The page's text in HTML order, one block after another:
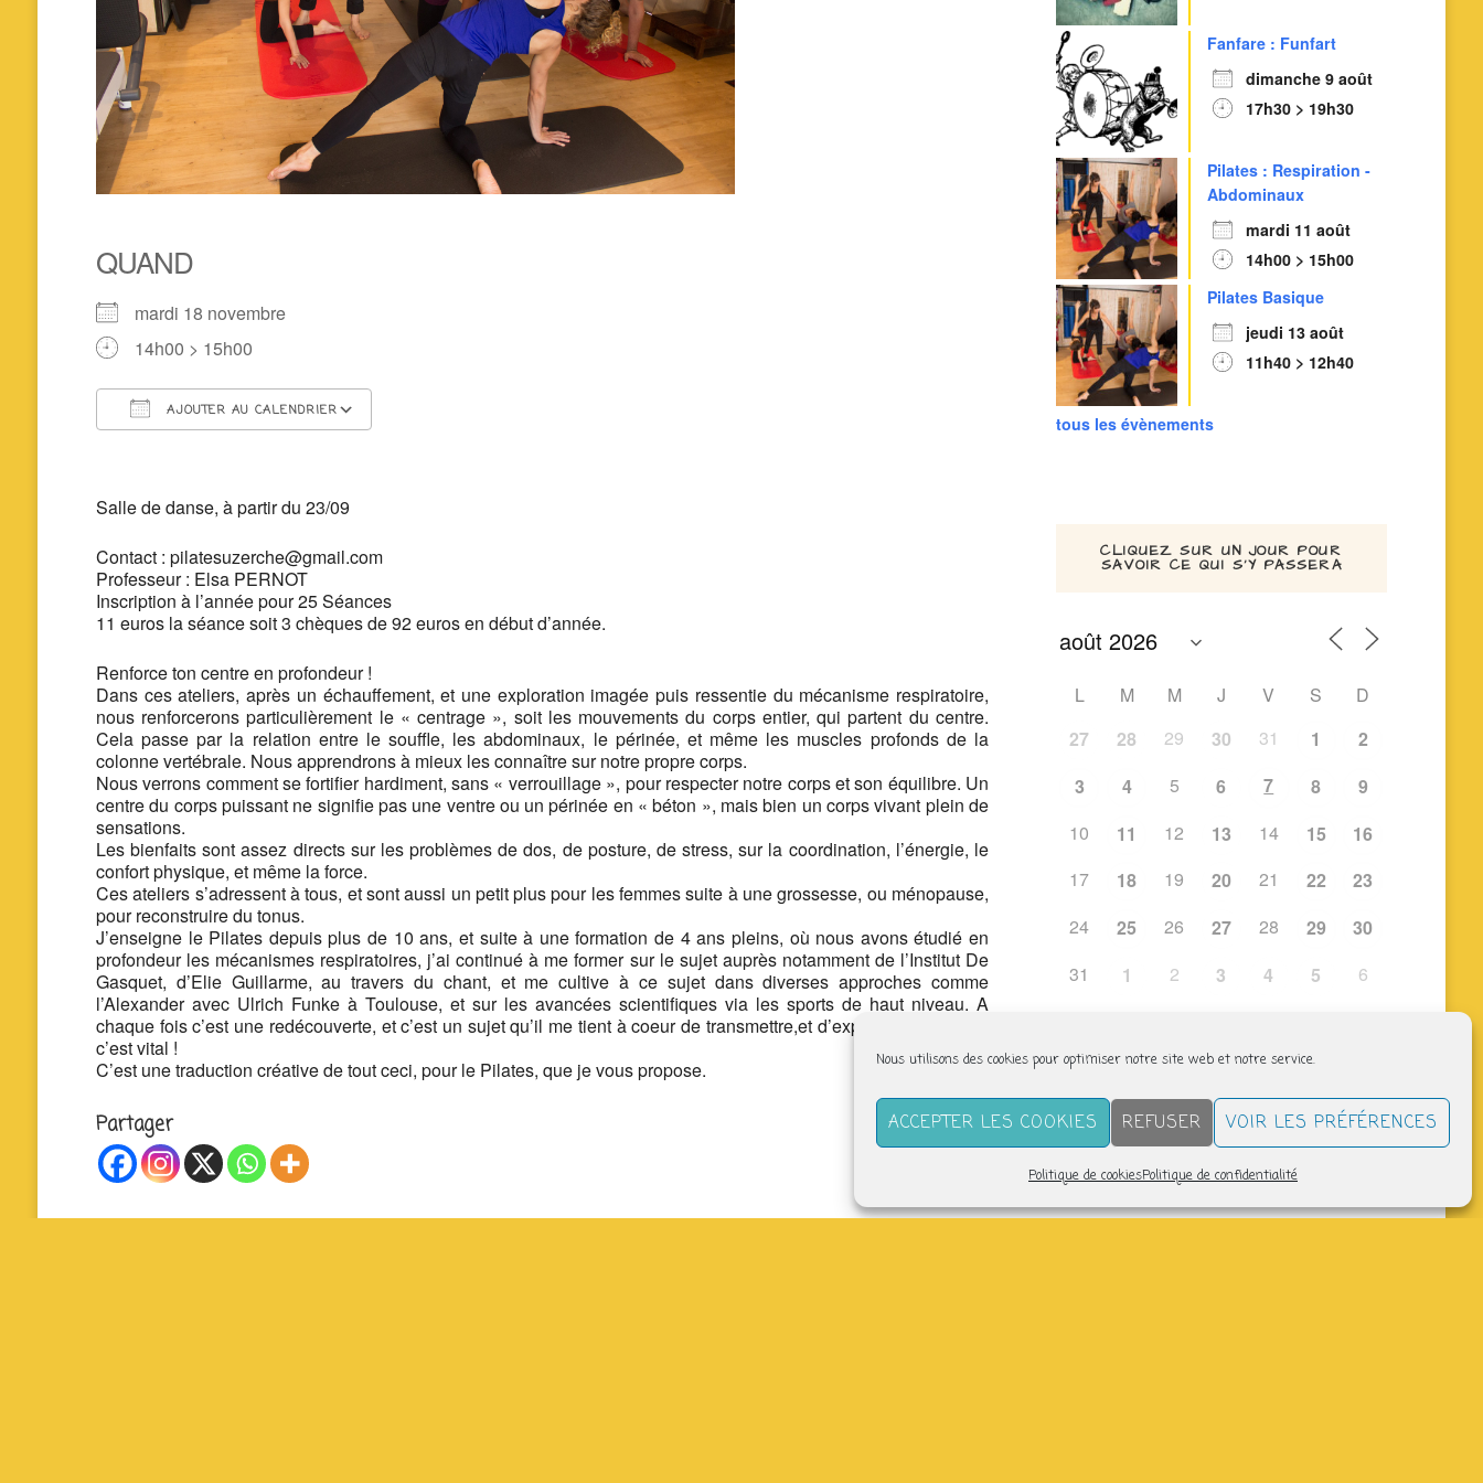
Nous utilisons des cookies pour optimiser notre site web et notre service.
ACCEPTER LES COOKIES REFUSER VOIR LES PRÉFÉRENCES
Politique de cookiesPolitique de confidentialité
QUAND
mardi 18 novembre
14h00 > 15h00
AJOUTER AU CALENDRIER
Salle de danse, à partir du 23/09
Contact : pilatesuzerche@gmail.com
Professeur : Elsa PERNOT
Inscription à l’année pour 25 Séances
11 euros la séance soit 3 chèques de 92 euros en début d’année.
Renforce ton centre en profondeur !
Dans ces ateliers, après un échauffement, et une exploration imagée puis ressentie du mécanisme respiratoire,
nous renforcerons particulièrement le « centrage », soit les mouvements du corps entier, qui partent du centre.
Cela passe par la relation entre le souffle, les abdominaux, le périnée, et même les muscles profonds de la
colonne vertébrale. Nous apprendrons à mieux les connaître sur notre propre corps.
Nous verrons comment se fortifier hardiment, sans « verrouillage », pour respecter notre corps et son équilibre. Un
centre du corps puissant ne signifie pas une ventre ou un périnée en « béton », mais bien un corps vivant plein de
sensations.
Les bienfaits sont assez directs sur les problèmes de dos, de posture, de stress, sur la coordination, l’énergie, le
confort physique, et même la force.
Ces ateliers s’adressent à tous, et sont aussi un petit plus pour les femmes suite à une grossesse, ou ménopause,
pour reconstruire du tonus.
J’enseigne le Pilates depuis plus de 10 ans, et suite à une formation de 4 ans pleins, où nous avons étudié en
profondeur les mécanismes respiratoires, j’ai continué à me former sur le sujet auprès notamment de l’Institut De
Gasquet, d’Elie Guillarme, au travers du chant, et me cultive à ce sujet dans diverses approches comme
l’Alexander avec Ulrich Funke à Toulouse, et sur les avancées scientifiques via les sports de haut niveau. A
chaque fois c’est une redécouverte, et c’est un sujet qu’il me tient à coeur de transmettre,et d’explorer encore, car
c’est vital !
C’est une traduction créative de tout ceci, pour le Pilates, que je vous propose.
Partager
Fanfare : Funfart
dimanche 9 août
17h30 > 19h30
Pilates : Respiration -
Abdominaux
mardi 11 août
14h00 > 15h00
Pilates Basique
jeudi 13 août
11h40 > 12h40
tous les évènements
CLIQUEZ SUR UN JOUR POUR
SAVOIR CE QUI S’Y PASSERA
L M M J V S
D
27
28 29 30 31 1
2
3
4 5 6 7 8
9
10
11 12 13 14 15
16
17
18 19 20 21 22
23
24
25 26 27 28 29
30
31
1 2 3 4 5 6